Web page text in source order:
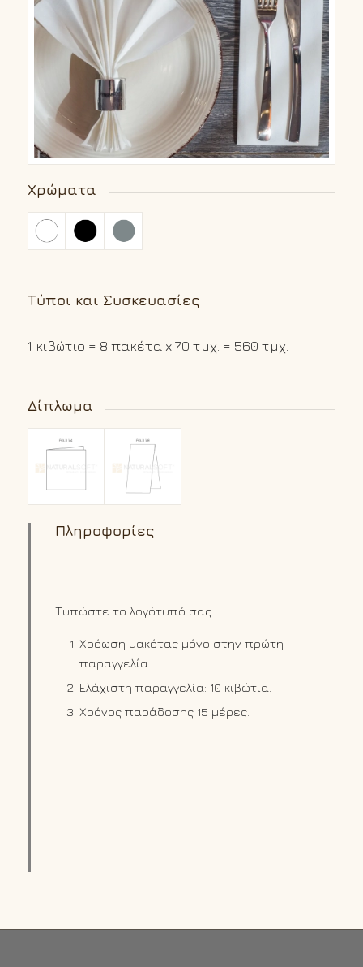
Χρώματα
Τύποι και Συσκευασίες
1 κιβώτιο = 8 πακέτα x 70 τμχ. = 560 τμχ.
Δίπλωμα
Πληροφορίες
Τυπώστε το λογότυπό σας.
Χρέωση μακέτας μόνο στην πρώτη
παραγγελία.
Ελάχιστη παραγγελία: 10 κιβώτια.
Χρόνος παράδοσης 15 μέρες.